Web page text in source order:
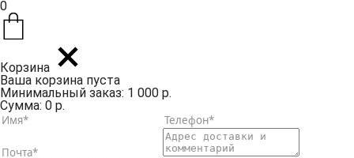
0
Корзина
Ваша корзина пуста
Минимальный заказ: 1 000 р.
Сумма: 0 р.